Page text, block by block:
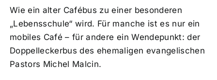
Wie ein alter Cafébus zu einer besonderen
„Lebensschule“ wird. Für manche ist es nur ein
mobiles Café – für andere ein Wendepunkt: der
Doppelleckerbus des ehemaligen evangelischen
Pastors Michel Malcin.